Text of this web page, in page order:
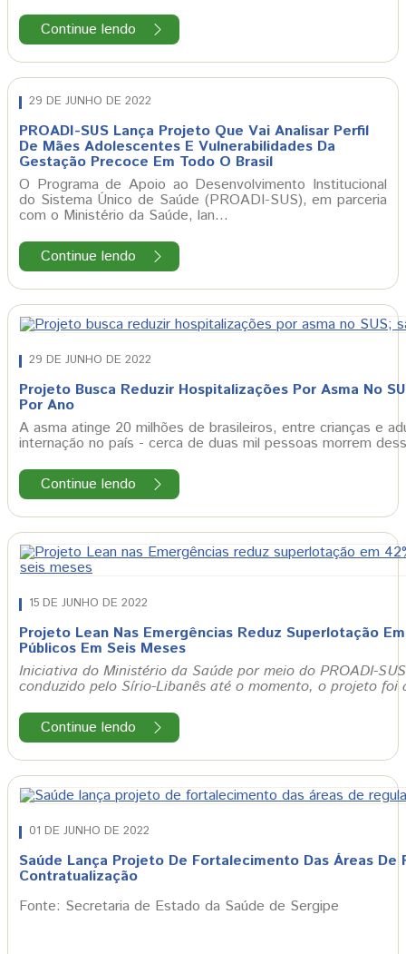
Continue lendo
29 DE JUNHO DE 2022
PROADI-SUS Lança Projeto Que Vai Analisar Perfil
De Mães Adolescentes E Vulnerabilidades Da
Gestação Precoce Em Todo O Brasil
O Programa de Apoio ao Desenvolvimento Institucional
do Sistema Único de Saúde (PROADI-SUS), em parceria
com o Ministério da Saúde, lan…
Continue lendo
29 DE JUNHO DE 2022
Projeto Busca Reduzir Hospitalizações Por Asma No
Por Ano
A asma atinge 20 milhões de brasileiros, entre crianças e
internação no país - cerca de duas mil pessoas morrem
Continue lendo
15 DE JUNHO DE 2022
Projeto Lean Nas Emergências Reduz Superlotação
Públicos Em Seis Meses
Iniciativa do Ministério da Saúde por meio do PROADI-
conduzido pelo Sírio-Libanês até o momento, o projeto
Continue lendo
01 DE JUNHO DE 2022
Saúde Lança Projeto De Fortalecimento Das Áreas De
Contratualização
Fonte: Secretaria de Estado da Saúde de Sergipe